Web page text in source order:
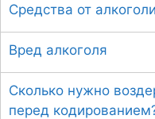
Средства от
Вред алкоголя
Сколько нужно
перед